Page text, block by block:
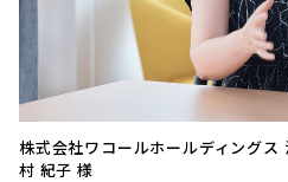
株式会社ワコールホールディング
村 紀子 様